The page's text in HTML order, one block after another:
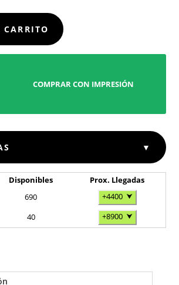
COMPRAR CON IMPRESIÓN
▼
Disponibles
Prox. Llegadas
690 +4400 ⮟
40 +8900 ⮟